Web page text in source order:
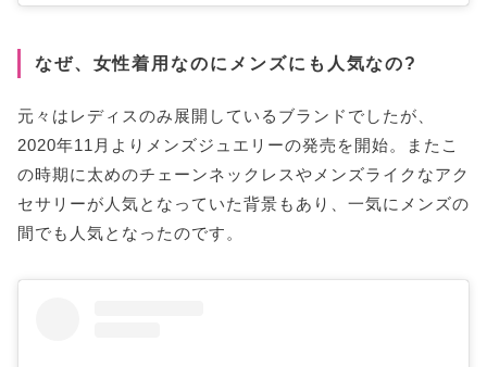
なぜ、女性着用なのにメンズにも人気なの?
元々はレディスのみ展開しているブランドでしたが、
2020年11月よりメンズジュエリーの発売を開始。またこ
の時期に太めのチェーンネックレスやメンズライクなアク
セサリーが人気となっていた背景もあり、一気にメンズの
間でも人気となったのです。